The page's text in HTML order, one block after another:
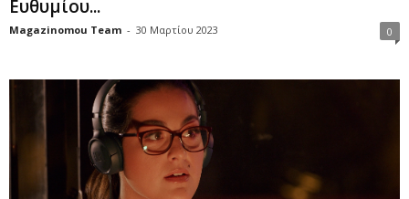
Ευθυμίου...
Magazinomou Team - 30 Μαρτίου 2023 0